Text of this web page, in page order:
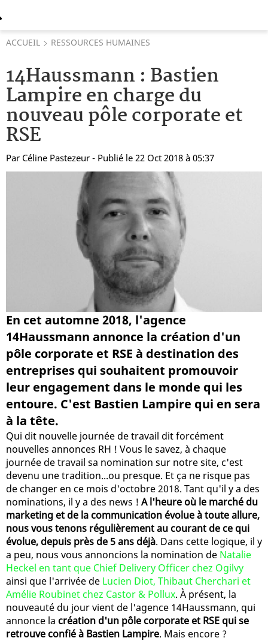
ACCUEIL RESSOURCES HUMAINES
14Haussmann : Bastien
Lampire en charge du
nouveau pôle corporate et
RSE
Par Céline Pastezeur - Publié le 22 Oct 2018 à 05:37
En cet automne 2018, l'agence
14Haussmann annonce la création d'un
pôle corporate et RSE à destination des
entreprises qui souhaitent promouvoir
leur engagement dans le monde qui les
entoure. C'est Bastien Lampire qui en sera
à la tête.
Qui dit nouvelle journée de travail dit forcément
nouvelles annonces RH ! Vous le savez, à chaque
journée de travail sa nomination sur notre site, c'est
devenu une tradition...ou presque. Et ça ne risque pas
de changer en ce mois d'octobre 2018. Tant qu'il y a des
nominations, il y a des news ! A l'heure où le marché du
marketing et de la communication évolue à toute allure,
nous vous tenons régulièrement au courant de ce qui
évolue, depuis près de 5 ans déjà. Dans cette logique, il y
a peu, nous vous annoncions la nomination de Natalie
Heckel en tant que Chief Delivery Officer chez Ogilvy
ainsi que l'arrivée de Lucien Diot, Thibaut Cherchari et
Amélie Roubinet chez Castor & Pollux. À présent, la
nouveauté du jour vient de l'agence 14Haussmann, qui
annonce la création d'un pôle corporate et RSE qui se
retrouve confié à Bastien Lampire. Mais encore ?